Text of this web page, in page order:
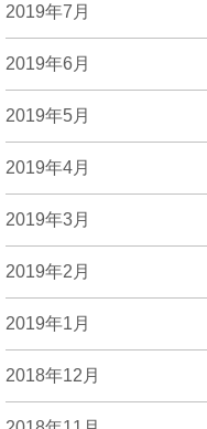
2019年7月
2019年6月
2019年5月
2019年4月
2019年3月
2019年2月
2019年1月
2018年12月